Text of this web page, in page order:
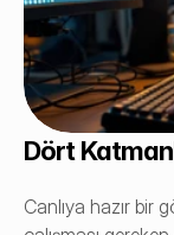
Dört
Canlıya hazır bir